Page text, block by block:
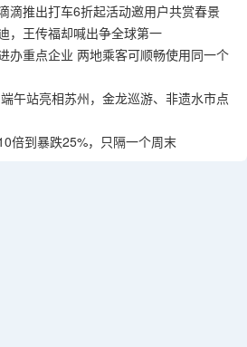
滴推出打车6折起活动邀用户共赏春景
，王传福却喊出争全球第一
办重点企业 两地乘客可顺畅使用同一个
午站亮相苏州，金龙巡游、非遗水市点
倍到暴跌25%，只隔一个周末